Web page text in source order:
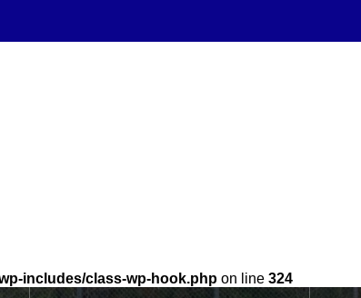
includes/class-wp-hook.php on line 324